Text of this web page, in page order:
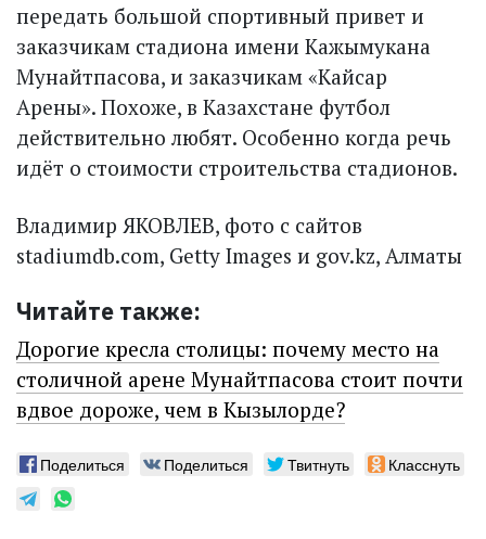
передать большой спортивный привет и
заказчикам стадиона имени Кажымукана
Мунайтпасова, и заказчикам «Кайсар
Арены». Похоже, в Казахстане футбол
действительно любят. Особенно когда речь
идёт о стоимости строительства стадионов.
Владимир ЯКОВЛЕВ, фото с сайтов
stadiumdb.com, Getty Images и gov.kz, Алматы
Читайте также:
Дорогие кресла столицы: почему место на
столичной арене Мунайтпасова стоит почти
вдвое дороже, чем в Кызылорде?
Поделиться Поделиться Твитнуть Класснуть